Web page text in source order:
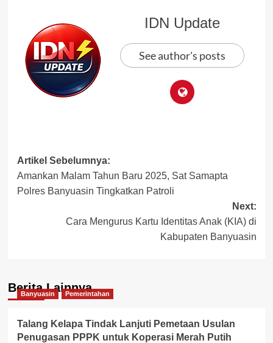
IDN Update
See author's posts
Post
navigation
Artikel Sebelumnya:
Amankan Malam Tahun Baru 2025, Sat Samapta
Polres Banyuasin Tingkatkan Patroli
Next:
Cara Mengurus Kartu Identitas Anak (KIA) di
Kabupaten Banyuasin
Berita Lainnya
Banyuasin Pemerintahan
Talang Kelapa Tindak Lanjuti Pemetaan Usulan
Penugasan PPPK untuk Koperasi Merah Putih